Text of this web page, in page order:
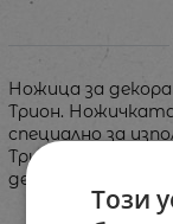
Ножица за
Трион. Ножичката
специално за
Трион. Дължина
декорации от
Този